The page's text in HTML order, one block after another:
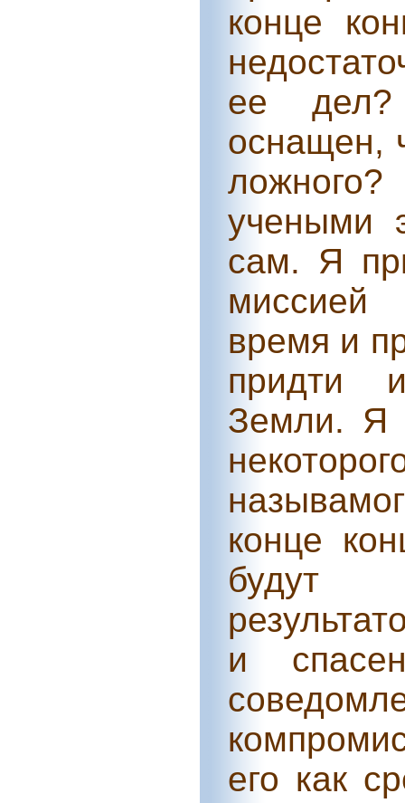
конце
ее дел?
оснащен,
учеными
сам. Я
время и
придти
Земли. Я
конце
будут
и
его как